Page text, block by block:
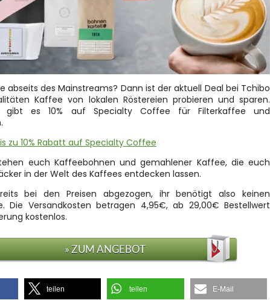
abseits des Mainstreams? Dann ist der aktuell Deal bei Tchibo
Kaffee von lokalen Röstereien probieren und sparen.
gibt es 10% auf Specialty Coffee für Filterkaffee und
zu 10% Rabatt auf Specialty Coffee
euch Kaffeebohnen und gemahlener Kaffee, die euch
in der Welt des Kaffees entdecken lassen.
bei den Preisen abgezogen, ihr benötigt also keinen
Die Versandkosten betragen 4,95€, ab 29,00€ Bestellwert
kostenlos.
» ZUM ANGEBOT
teilen teilen E-Mail